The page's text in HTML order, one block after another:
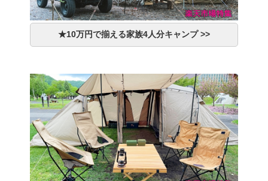
★10万円で揃える家族4人分キャンプ >>